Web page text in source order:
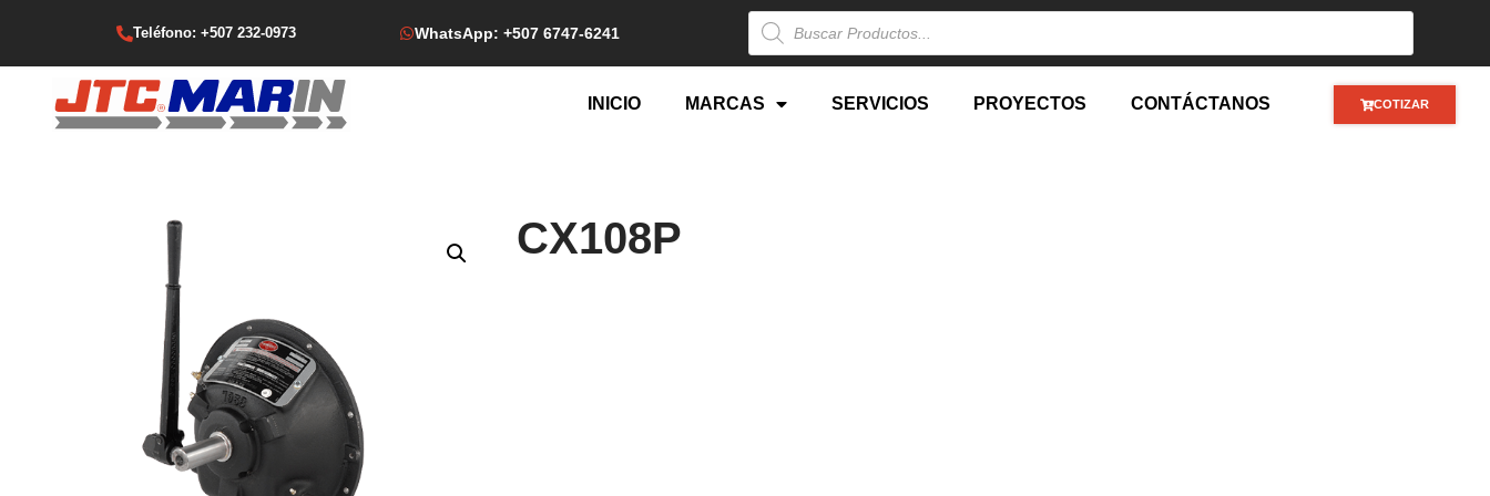
Teléfono: +507 232-0973 WhatsApp: +507 6747-6241
INICIO MARCAS SERVICIOS PROYECTOS CONTÁCTANOS COTIZAR
CX108P